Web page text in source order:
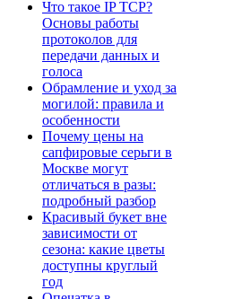
Что такое IP TCP?
Основы работы
протоколов для
передачи данных и
голоса
Обрамление и уход за
могилой: правила и
особенности
Почему цены на
сапфировые серьги в
Москве могут
отличаться в разы:
подробный разбор
Красивый букет вне
зависимости от
сезона: какие цветы
доступны круглый
год